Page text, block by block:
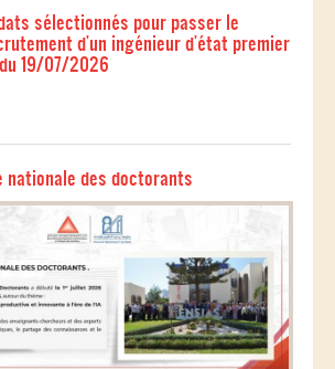
sélectionnés pour passer le
d'un ingénieur d'état premier
19/07/2026
GRADE, SESSION DU 19/07/2026
nationale des doctorants